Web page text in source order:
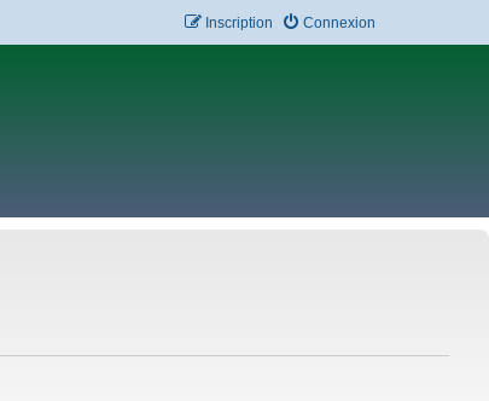
Connexion
Inscription